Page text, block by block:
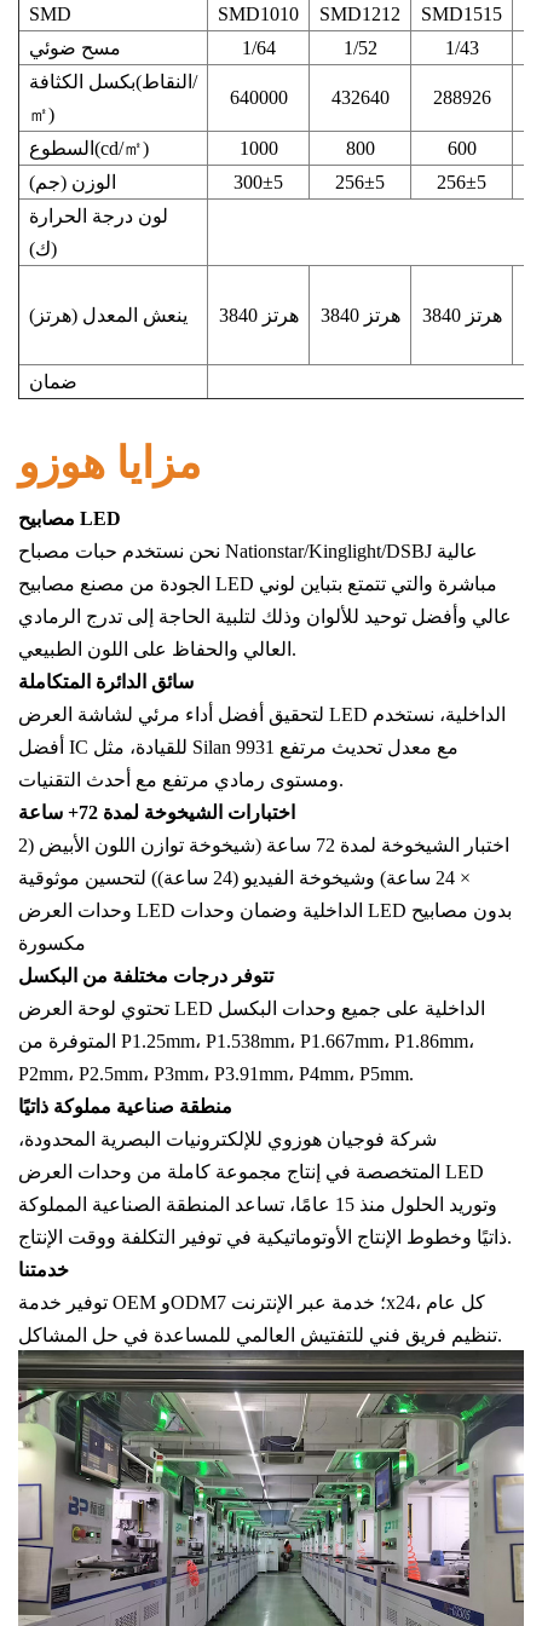
SMD
SMD1010 SMD1212 SMD1515
مسح ضوئي
1/64 1/52
1/43
بكسل
الكثافة(النقاط/
㎡)
640000 432640 288926
السطوع(cd/㎡) 1000 800
600
الوزن (جم)
300±5 256±5 256±5
لون درجة الحرارة
(ك)
ينعش المعدل (هرتز) 3840 هرتز 3840 هرتز 3840 هرتز
ضمان
مزايا هوزو
مصابيح LED
نحن نستخدم حبات مصباح Nationstar/Kinglight/DSBJ عالية
الجودة من مصنع مصابيح LED مباشرة والتي تتمتع بتباين لوني
عالي وأفضل توحيد للألوان وذلك لتلبية الحاجة إلى تدرج الرمادي
العالي والحفاظ على اللون الطبيعي.
سائق الدائرة المتكاملة
لتحقيق أفضل أداء مرئي لشاشة العرض LED الداخلية، نستخدم
أفضل IC للقيادة، مثل Silan 9931 مع معدل تحديث مرتفع
ومستوى رمادي مرتفع مع أحدث التقنيات.
اختبارات الشيخوخة لمدة 72+ ساعة
اختبار الشيخوخة لمدة 72 ساعة (شيخوخة توازن اللون الأبيض (2
× 24 ساعة) وشيخوخة الفيديو (24 ساعة)) لتحسين موثوقية
وحدات العرض LED الداخلية وضمان وحدات LED بدون مصابيح
مكسورة
تتوفر درجات مختلفة من البكسل
تحتوي لوحة العرض LED الداخلية على جميع وحدات البكسل
المتوفرة من P1.25mm، P1.538mm، P1.667mm، P1.86mm،
P2mm، P2.5mm، P3mm، P3.91mm، P4mm، P5mm.
منطقة صناعية مملوكة ذاتيًا
شركة فوجيان هوزوي للإلكترونيات البصرية المحدودة،
المتخصصة في إنتاج مجموعة كاملة من وحدات العرض LED
وتوريد الحلول منذ 15 عامًا، تساعد المنطقة الصناعية المملوكة
ذاتيًا وخطوط الإنتاج الأوتوماتيكية في توفير التكلفة ووقت الإنتاج.
خدمتنا
توفير خدمة OEM وODM؛ خدمة عبر الإنترنت 7x24، كل عام
تنظيم فريق فني للتفتيش العالمي للمساعدة في حل المشاكل.